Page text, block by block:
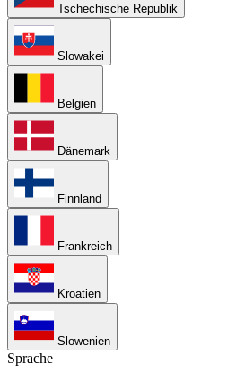
Tschechische Republik
Slowakei
Belgien
Dänemark
Finnland
Frankreich
Kroatien
Slowenien
Sprache